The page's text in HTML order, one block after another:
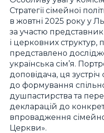
Стратегії сімейної
в жовтні 2025 року у
за участю
і церковних структур,
представлено
українська сім’я.
доповідача, ця
до формування
душпастирства та
декларацій до
впровадження
Церкви».